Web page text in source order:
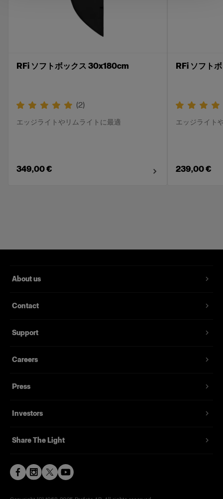
RFi ソフトボックス 30x180cm
(2)
エッジライトやリムライトに最適
349,00 €
RFi ソフト
エッジライト
239,00 €
About us
Contact
Support
Careers
Press
Investors
Share The Light